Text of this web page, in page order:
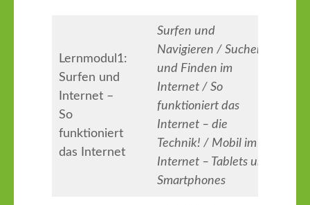
Lernmodul1:
Surfen und
Internet –
So
funktioniert
das Internet
Surfen und
Navigieren / Suchen
und Finden im
Internet / So
funktioniert das
Internet – die
Technik! / Mobil im
Internet – Tablets und
Smartphones